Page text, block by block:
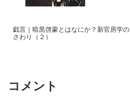
戯言｜暗黒啓蒙とはなにか？新官房学の
さわり（２）
コメント